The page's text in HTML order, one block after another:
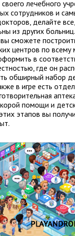
лечебного
сотрудников и
делайте
из других больниц.
сможете
центров по
в
где он
обширный набор
в игре есть
помощи и
этапов вы